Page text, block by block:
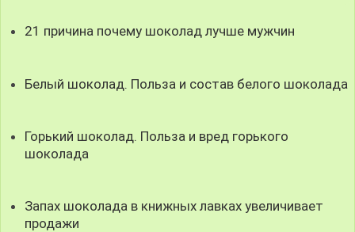
21 причина почему шоколад лучше мужчин
Белый шоколад. Польза и состав белого шоколада
Горький шоколад. Польза и вред горького
шоколада
Запах шоколада в книжных лавках увеличивает
продажи